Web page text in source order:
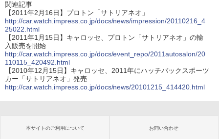
関連記事
【2011年2月16日】プロトン「サトリアネオ」
http://car.watch.impress.co.jp/docs/news/impression/20110216_4
25022.html
【2011年1月15日】キャロッセ、プロトン「サトリアネオ」の輸
入販売を開始
http://car.watch.impress.co.jp/docs/event_repo/2011autosalon/20
110115_420492.html
【2010年12月15日】キャロッセ、2011年にハッチバックスポーツ
カー「サトリアネオ」発売
http://car.watch.impress.co.jp/docs/news/20101215_414420.html
本サイトのご利用について お問い合わせ